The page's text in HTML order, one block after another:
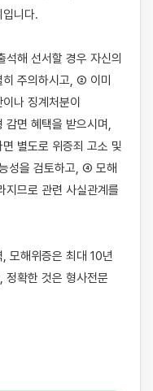
니다.
해 선서할 경우 자신의
주의하시고, ② 이미
나 징계처분이
감면 혜택을 받으시며,
별도로 위증죄 고소 및
성을 검토하고, ④ 모해
지므로 관련 사실관계를
모해위증은 최대 10년
정확한 것은 형사전문